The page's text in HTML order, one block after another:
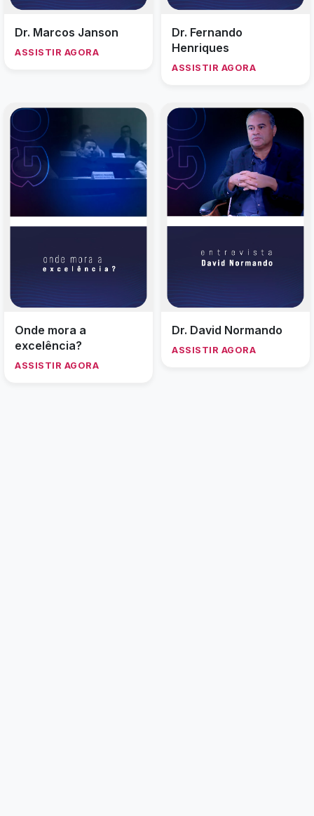
Dr. Marcos Janson
ASSISTIR AGORA
Dr. Fernando
Henriques
ASSISTIR AGORA
Onde mora a
excelência?
ASSISTIR AGORA
Dr. David Normando
ASSISTIR AGORA